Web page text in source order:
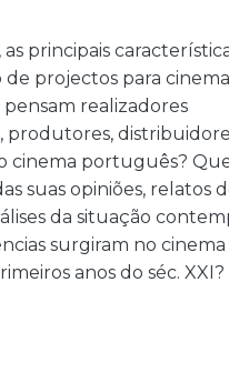
as principais
projectos para
realizadores
produtores,
cinema português?
suas opiniões, relatos
da situação
surgiram no cinema
anos do séc. XXI?